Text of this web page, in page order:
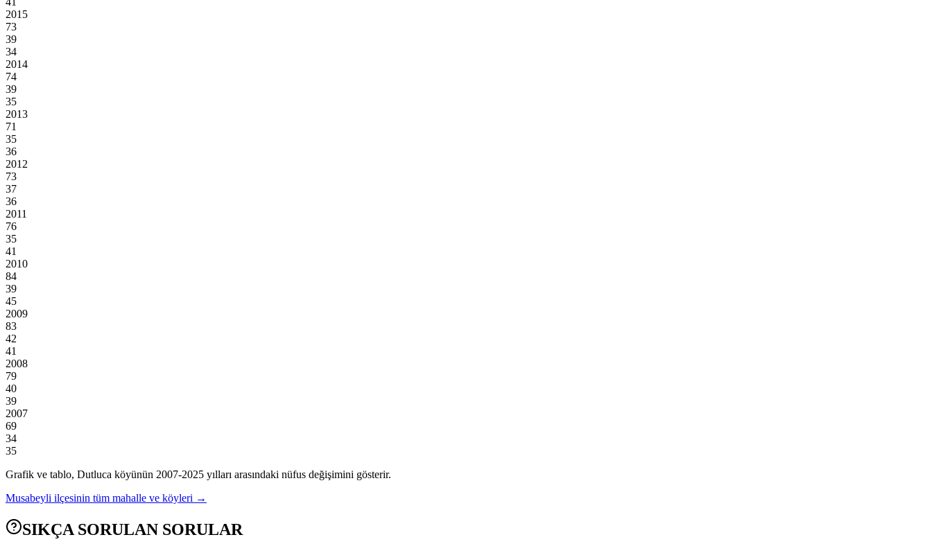
2015
73
39
34
2014
74
39
35
2013
71
35
36
2012
73
37
36
2011
76
35
41
2010
84
39
45
2009
83
42
41
2008
79
40
39
2007
69
34
35
Grafik ve tablo, Dutluca köyünün 2007-2025 yılları arasındaki nüfus değişimini gösterir.
Musabeyli ilçesinin tüm mahalle ve köyleri →
SIKÇA SORULAN SORULAR